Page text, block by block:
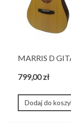
MARRIS D
799,00 zł
Dodaj do